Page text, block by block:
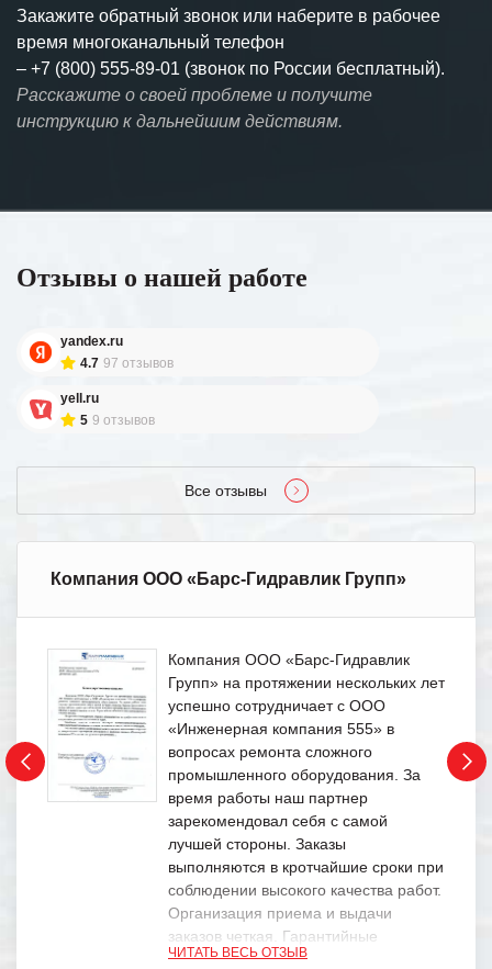
Закажите обратный звонок или наберите в рабочее
время многоканальный телефон
– +7 (800) 555-89-01 (звонок по России бесплатный).
Расскажите о своей проблеме и получите
инструкцию к дальнейшим действиям.
Отзывы о нашей работе
yandex.ru
4.7 97 отзывов
yell.ru
5 9 отзывов
Все отзывы
Компания ООО «Барс-Гидравлик Групп»
Компания ООО «Барс-Гидравлик
Групп» на протяжении нескольких лет
успешно сотрудничает с ООО
«Инженерная компания 555» в
вопросах ремонта сложного
промышленного оборудования. За
время работы наш партнер
зарекомендовал себя с самой
лучшей стороны. Заказы
выполняются в кротчайшие сроки при
соблюдении высокого качества работ.
Организация приема и выдачи
заказов четкая. Гарантийные
обязательства выполняются в
ЧИТАТЬ ВЕСЬ ОТЗЫВ